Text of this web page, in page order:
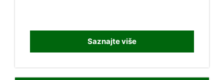
Saznajte više